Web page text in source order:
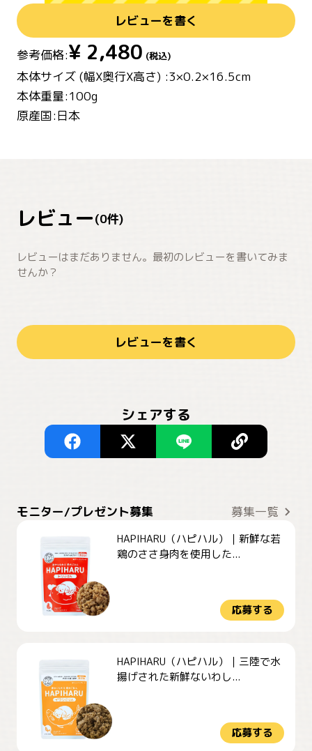
レビューを書く
参考価格:¥ 2,480 (税込)
本体サイズ (幅X奥行X高さ) :3×0.2×16.5cm
本体重量:100g
原産国:日本
レビュー(0件)
レビューはまだありません。最初のレビューを書いてみま
せんか？
レビューを書く
シェアする
モニター/プレゼント募集 募集一覧
HAPIHARU（ハピハル）｜新鮮な若
鶏のささ身肉を使用した...
応募する
HAPIHARU（ハピハル）｜三陸で水
揚げされた新鮮ないわし...
応募する